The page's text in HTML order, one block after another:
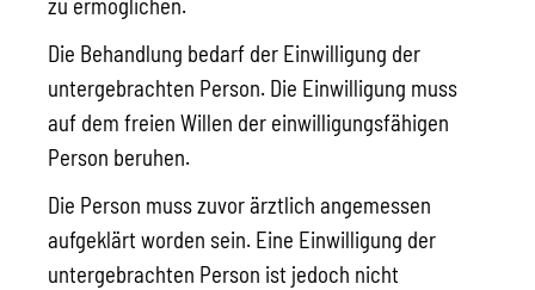
Die Behandlung bedarf der Einwilligung der
untergebrachten Person. Die Einwilligung muss
auf dem freien Willen der einwilligungsfähigen
Person beruhen.
Die Person muss zuvor ärztlich angemessen
aufgeklärt worden sein. Eine Einwilligung der
untergebrachten Person ist jedoch nicht